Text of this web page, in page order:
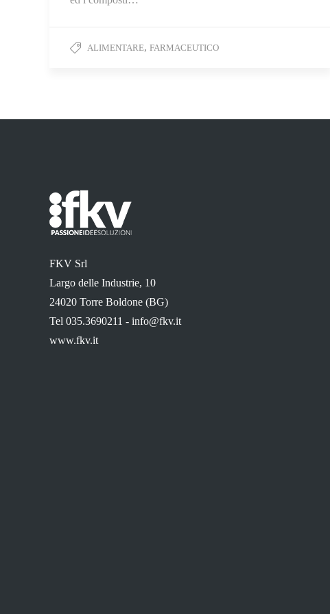
ALIMENTARE, FARMACEUTICO
FKV Srl
Largo delle Industrie, 10
24020 Torre Boldone (BG)
Tel 035.3690211 - info@fkv.it
www.fkv.it